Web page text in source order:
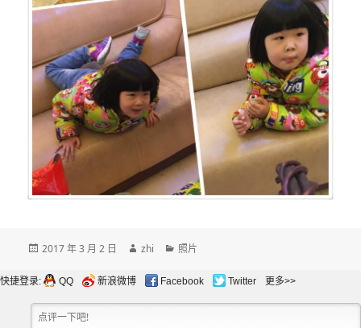
发
于
2017 年 3 月 2 日
作
zhi
分
照片
快捷登录: QQ 新浪微博 Facebook Twitter 更多>>